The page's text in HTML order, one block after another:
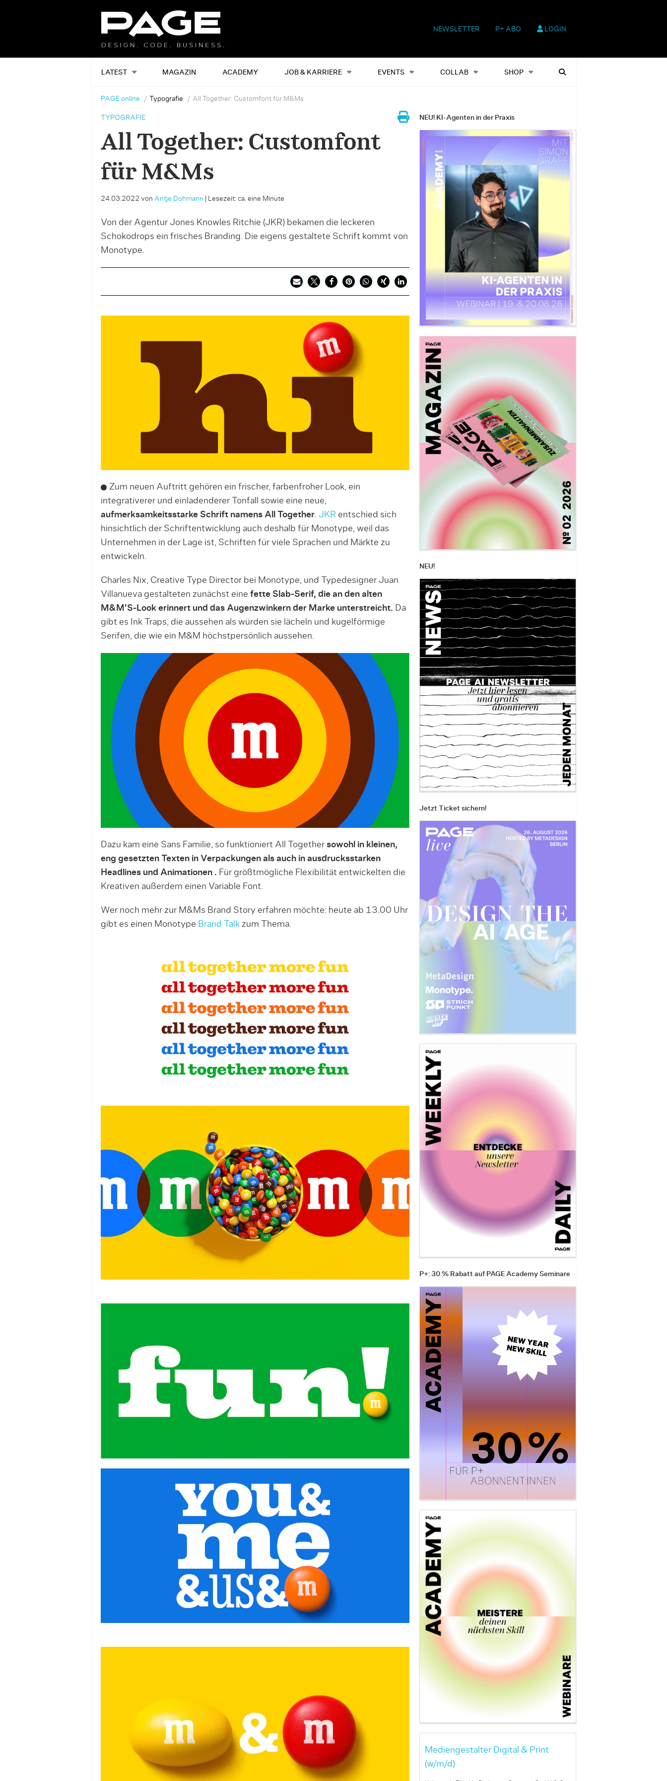
NEWSLETTER P+ ABO LOGIN
LATEST MAGAZIN ACADEMY JOB & KARRIERE EVENTS COLLAB SHOP
Alles Events Shop Heftausgaben Suchen
PAGE online Typografie All Together: Customfont für M&Ms
TYPOGRAFIE
All Together: Customfont
für M&Ms
24.03.2022 von Antje Dohmann Lesezeit: ca. eine Minute
Von der Agentur Jones Knowles Ritchie (JKR) bekamen die leckeren
Schokodrops ein frisches Branding. Die eigens gestaltete Schrift kommt von
Monotype.
Zum neuen Auftritt gehören ein frischer, farbenfroher Look, ein
integrativerer und einladenderer Tonfall sowie eine neue,
aufmerksamkeitsstarke Schrift namens All Together. JKR entschied sich
hinsichtlich der Schriftentwicklung auch deshalb für Monotype, weil das
Unternehmen in der Lage ist, Schriften für viele Sprachen und Märkte zu
entwickeln.
Charles Nix, Creative Type Director bei Monotype, und Typedesigner Juan
Villanueva gestalteten zunächst eine fette Slab-Serif, die an den alten
M&M’S-Look erinnert und das Augenzwinkern der Marke unterstreicht. Da
gibt es Ink Traps, die aussehen als würden sie lächeln und kugelförmige
Serifen, die wie ein M&M höchstpersönlich aussehen.
Dazu kam eine Sans Familie, so funktioniert All Together sowohl in kleinen,
eng gesetzten Texten in Verpackungen als auch in ausdrucksstarken
Headlines und Animationen . Für größtmögliche Flexibilität entwickelten die
Kreativen außerdem einen Variable Font.
Wer noch mehr zur M&Ms Brand Story erfahren möchte: heute ab 13.00 Uhr
gibt es einen Monotype Brand Talkzum Thema.
NEU! KI-Agenten in der Praxis
NEU!
Jetzt Ticket sichern!
P+: 30 % Rabatt auf PAGE Academy Seminare
Mediengestalter Digital & Print
(w/m/d)